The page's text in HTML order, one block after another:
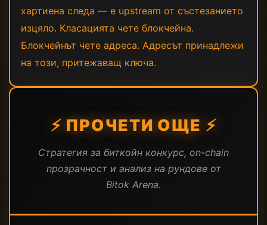
хартиена следа — е upstream от състезанието
изцяло. Класацията чете блокчейна.
Блокчейнът чете адреса. Адресът принадлежи
на този, притежаващ ключа.
⚡ ПРОЧЕТИ ОЩЕ ⚡
Стратегия за биткойн конкурс, on-chain
прозрачност и анализ на рундове от
Bitok Arena.